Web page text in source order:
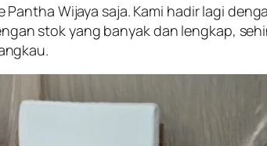
Wijaya saja. Kami hadir lagi
stok yang banyak dan lengkap,